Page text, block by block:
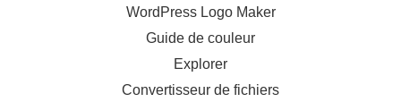
WordPress Logo Maker
Guide de couleur
Explorer
Convertisseur de fichiers